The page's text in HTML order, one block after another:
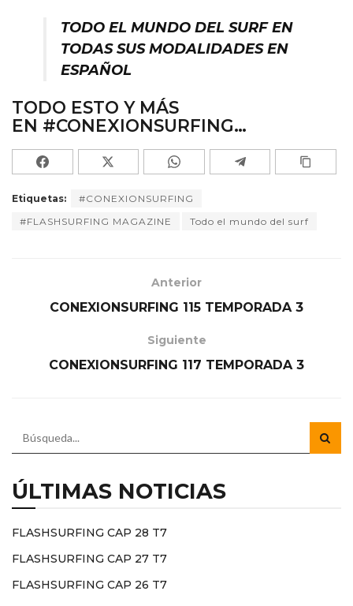
TODO EL MUNDO DEL SURF EN
TODAS SUS MODALIDADES EN
ESPAÑOL
TODO ESTO Y MÁS
EN #CONEXIONSURFING…
Etiquetas:
#CONEXIONSURFING
#FLASHSURFING MAGAZINE
Todo el mundo del surf
Anterior
CONEXIONSURFING 115 TEMPORADA 3
Siguiente
CONEXIONSURFING 117 TEMPORADA 3
ÚLTIMAS NOTICIAS
FLASHSURFING CAP 28 T7
FLASHSURFING CAP 27 T7
FLASHSURFING CAP 26 T7